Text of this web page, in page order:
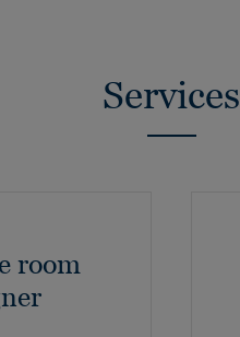
Services
room